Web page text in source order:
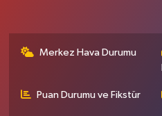
Merkez Hava Durumu
Puan Durumu ve Fikstür